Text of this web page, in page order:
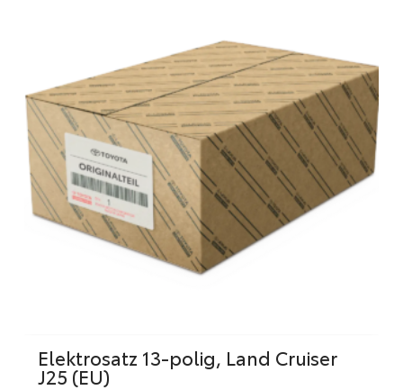
Elektrosatz 13-polig, Land Cruiser
J25 (EU)